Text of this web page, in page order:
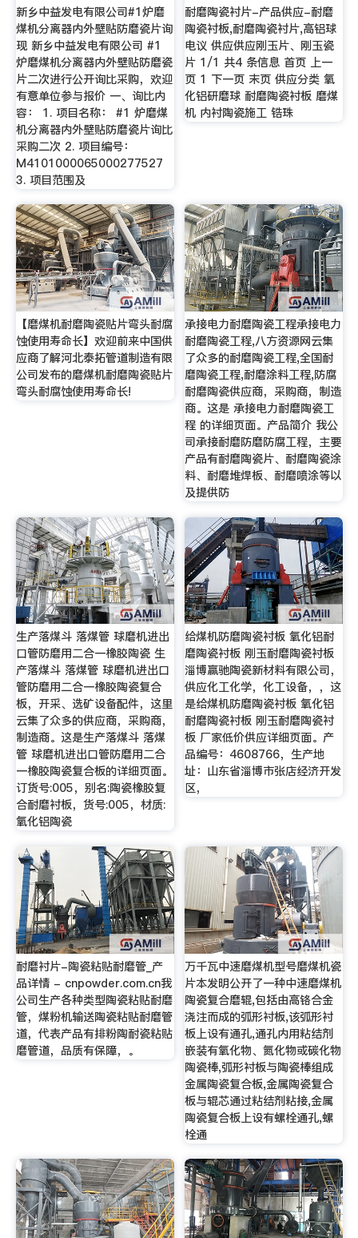
新乡中益发电有限公司#1炉磨
煤机分离器内外壁贴防磨瓷片询
现 新乡中益发电有限公司 #1
炉磨煤机分离器内外壁贴防磨瓷
片二次进行公开询比采购，欢迎
有意单位参与报价 一、询比内
容： 1. 项目名称： #1 炉磨煤
机分离器内外壁贴防磨瓷片询比
采购二次 2. 项目编号：
M4101000065000277527
3. 项目范围及
耐磨陶瓷衬片-产品供应-耐磨
陶瓷衬板,耐磨陶瓷衬片,高铝球
电议 供应供应刚玉片、刚玉瓷
片 1/1 共4 条信息 首页 上一
页 1 下一页 末页 供应分类 氧
化铝研磨球 耐磨陶瓷衬板 磨煤
机 内衬陶瓷施工 锆珠
【磨煤机耐磨陶瓷贴片弯头耐腐
蚀使用寿命长】欢迎前来中国供
应商了解河北泰拓管道制造有限
公司发布的磨煤机耐磨陶瓷贴片
弯头耐腐蚀使用寿命长!
承接电力耐磨陶瓷工程承接电力
耐磨陶瓷工程,八方资源网云集
了众多的耐磨陶瓷工程,全国耐
磨陶瓷工程,耐磨涂料工程,防腐
耐磨陶瓷供应商，采购商，制造
商。这是 承接电力耐磨陶瓷工
程 的详细页面。产品简介 我公
司承接耐磨防磨防腐工程，主要
产品有耐磨陶瓷片、耐磨陶瓷涂
料、耐磨堆焊板、耐磨喷涂等以
及提供防
生产落煤斗 落煤管 球磨机进出
口管防磨用二合一橡胶陶瓷 生
产落煤斗 落煤管 球磨机进出口
管防磨用二合一橡胶陶瓷复合
板，开采、选矿设备配件，这里
云集了众多的供应商，采购商，
制造商。这是生产落煤斗 落煤
管 球磨机进出口管防磨用二合
一橡胶陶瓷复合板的详细页面。
订货号:005，别名:陶瓷橡胶复
合耐磨衬板，货号:005，材质:
氧化铝陶瓷
给煤机防磨陶瓷衬板 氧化铝耐
磨陶瓷衬板 刚玉耐磨陶瓷衬板
淄博赢驰陶瓷新材料有限公司，
供应化工化学，化工设备，，这
是给煤机防磨陶瓷衬板 氧化铝
耐磨陶瓷衬板 刚玉耐磨陶瓷衬
板 厂家低价供应详细页面。产
品编号：4608766，生产地
址：山东省淄博市张店经济开发
区，
耐磨衬片-陶瓷粘贴耐磨管_产
品详情 - cnpowder.com.cn我
公司生产各种类型陶瓷粘贴耐磨
管，煤粉机输送陶瓷粘贴耐磨管
道，代表产品有排粉陶耐瓷粘贴
磨管道，品质有保障，。
万千瓦中速磨煤机型号磨煤机瓷
片本发明公开了一种中速磨煤机
陶瓷复合磨辊,包括由高铬合金
浇注而成的弧形衬板,该弧形衬
板上设有通孔,通孔内用粘结剂
嵌装有氧化物、氮化物或碳化物
陶瓷棒,弧形衬板与陶瓷棒组成
金属陶瓷复合板,金属陶瓷复合
板与辊芯通过粘结剂粘接,金属
陶瓷复合板上设有螺栓通孔,螺
栓通